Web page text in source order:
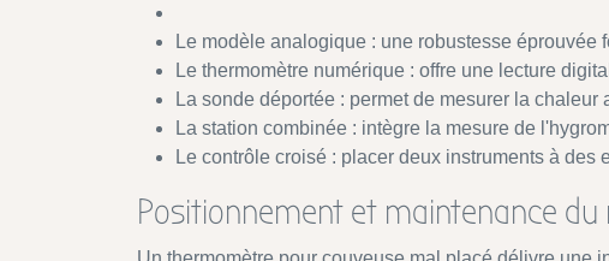
Le modèle analogique : une robustesse
Le thermomètre numérique : offre une lecture
La sonde déportée : permet de mesurer la
La station combinée : intègre la mesure de
Le contrôle croisé : placer deux instruments à
Positionnement et maintenance